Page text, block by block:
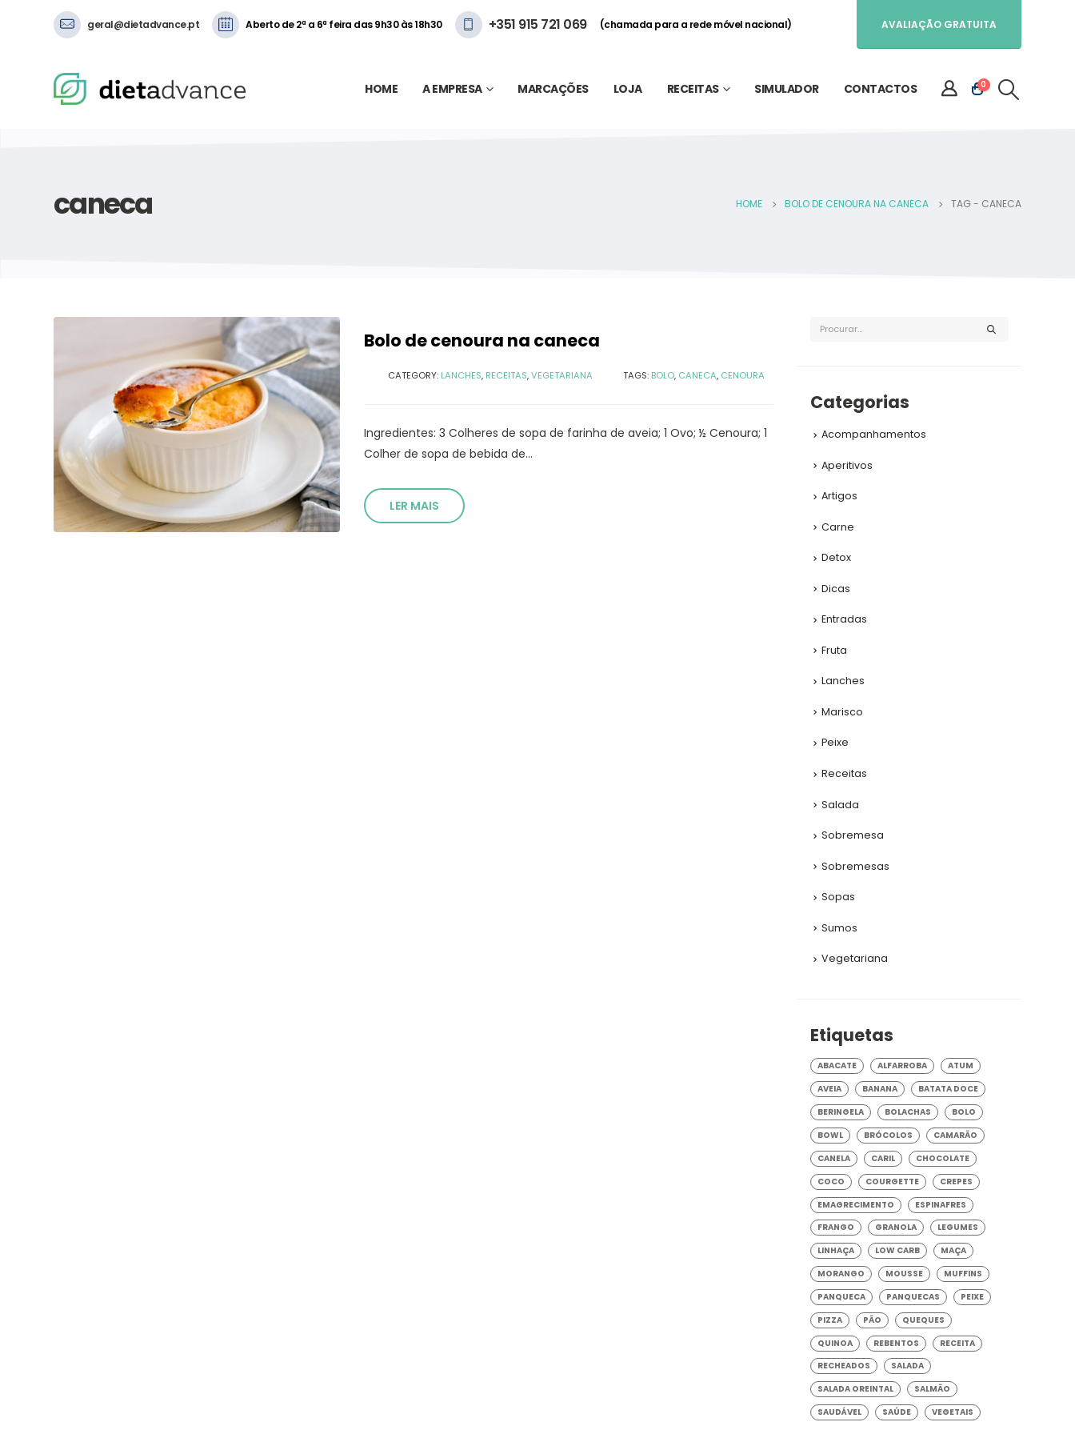
geral@dietadvance.pt Aberto de 2ª a 6ª feira das 9h30 às 18h30 +351 915 721 069 (chamada para a rede móvel nacional) AVALIAÇÃO GRATUITA
HOME A EMPRESA MARCAÇÕES LOJA RECEITAS SIMULADOR CONTACTOS 0
caneca HOME BOLO DE CENOURA NA CANECA TAG - CANECA
Bolo de cenoura na caneca
CATEGORY: LANCHES, RECEITAS,VEGETARIANA TAGS: BOLO, CANECA, CENOURA
Ingredientes: 3 Colheres de sopa de farinha de aveia; 1 Ovo; ½ Cenoura; 1
Colher de sopa de bebida de...
LER MAIS
Categorias
Acompanhamentos
Aperitivos
Artigos
Carne
Detox
Dicas
Entradas
Fruta
Lanches
Marisco
Peixe
Receitas
Salada
Sobremesa
Sobremesas
Sopas
Sumos
Vegetariana
Etiquetas
ABACATE ALFARROBA
ATUM
AVEIA
BANANA
BATATA DOCE
BERINGELA
BOLACHAS
BOLO
BOWL
BRÓCOLOS
CAMARÃO
CANELA
CARIL
CHOCOLATE
COCO
COURGETTE
CREPES
EMAGRECIMENTO
ESPINAFRES
FRANGO
GRANOLA
LEGUMES
LINHAÇA
LOW CARB
MAÇA
MORANGO
MOUSSE
MUFFINS
PANQUECA
PANQUECAS
PEIXE
PIZZA
PÃO
QUEQUES
QUINOA
REBENTOS
RECEITA
RECHEADOS
SALADA
SALADA OREINTAL
SALMÃO
SAUDÁVEL
SAÚDE VEGETAIS